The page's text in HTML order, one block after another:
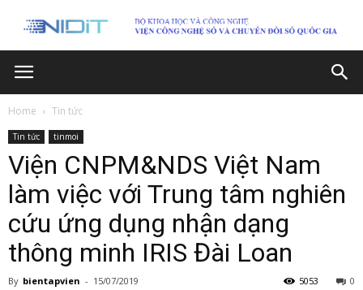
Home Tin tức
Tin tức tinmoi
Viện CNPM&NDS Việt Nam
làm việc với Trung tâm nghiên
cứu ứng dụng nhận dạng
thông minh IRIS Đài Loan
By bientapvien - 15/07/2019 0
5053